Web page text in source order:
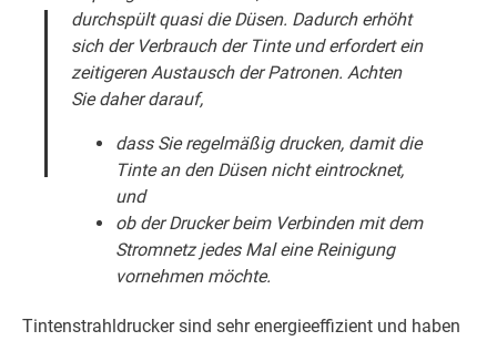
durchspült quasi die Düsen. Dadurch erhöht
sich der Verbrauch der Tinte und erfordert ein
zeitigeren Austausch der Patronen. Achten
Sie daher darauf,
dass Sie regelmäßig drucken, damit die
Tinte an den Düsen nicht eintrocknet,
und
ob der Drucker beim Verbinden mit dem
Stromnetz jedes Mal eine Reinigung
vornehmen möchte.
Tintenstrahldrucker sind sehr energieeffizient und haben